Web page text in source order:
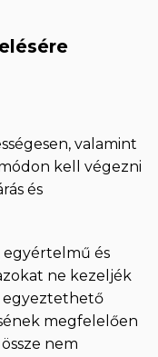
valamint
kell végezni
és
és
ne kezeljék
egyeztethető
megfelelően
nem